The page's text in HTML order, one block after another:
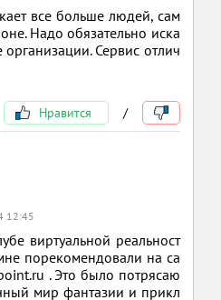
все больше людей, сам
Надо обязательно иска
Сервис отлич
Нравится /
12:45
виртуальной реальност
порекомендовали на са
. Это было потрясаю
мир фантазии и прикл